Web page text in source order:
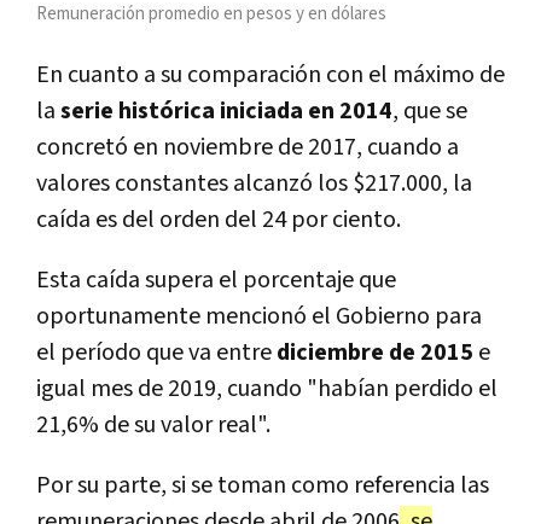
Remuneración promedio en pesos y en dólares
En cuanto a su comparación con el máximo de
laserie histórica iniciada en 2014, que se
concretó en noviembre de 2017, cuando a
valores constantes alcanzó los $217.000, la
caída es del orden del 24 por ciento.
Esta caída supera el porcentaje que
oportunamente mencionó el Gobierno para
el período que va entrediciembre de 2015 e
igual mes de 2019, cuando "habían perdido el
21,6% de su valor real".
Por su parte, si se toman como referencia las